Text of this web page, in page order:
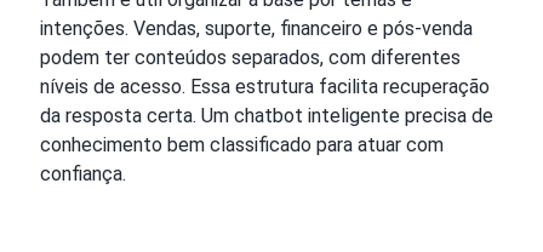
intenções. Vendas, suporte, financeiro e pós-venda
podem ter conteúdos separados, com diferentes
níveis de acesso. Essa estrutura facilita recuperação
da resposta certa. Um chatbot inteligente precisa de
conhecimento bem classificado para atuar com
confiança.